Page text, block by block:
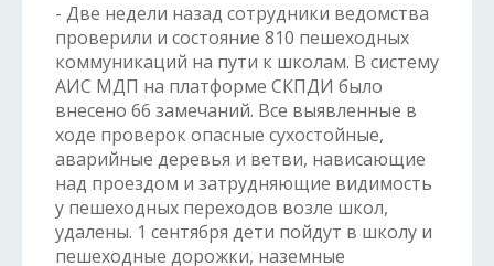
- Две недели назад сотрудники ведомства
проверили и состояние 810 пешеходных
коммуникаций на пути к школам. В систему
АИС МДП на платформе СКПДИ было
внесено 66 замечаний. Все выявленные в
ходе проверок опасные сухостойные,
аварийные деревья и ветви, нависающие
над проездом и затрудняющие видимость
у пешеходных переходов возле школ,
удалены. 1 сентября дети пойдут в школу и
пешеходные дорожки, наземные